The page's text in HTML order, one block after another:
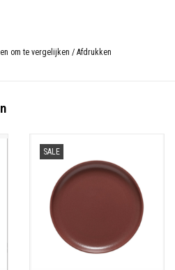
om te vergelijken / Afdrukken
SALE